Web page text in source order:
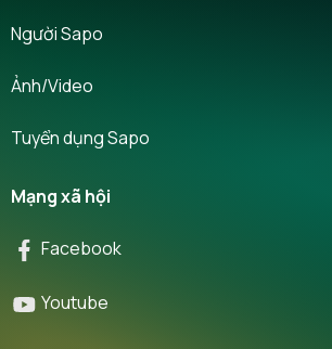
Người Sapo
Ảnh/Video
Tuyển dụng Sapo
Mạng xã hội
Facebook
Youtube